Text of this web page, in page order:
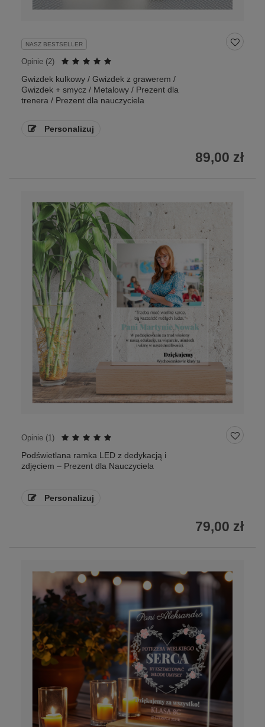
NASZ BESTSELLER
Opinie (2)
Gwizdek kulkowy / Gwizdek z grawerem /
Gwizdek + smycz / Metalowy / Prezent dla
trenera / Prezent dla nauczyciela
Personalizuj
89,00 zł
Opinie (1)
Podświetlana ramka LED z dedykacją i
zdjęciem – Prezent dla Nauczyciela
Personalizuj
79,00 zł